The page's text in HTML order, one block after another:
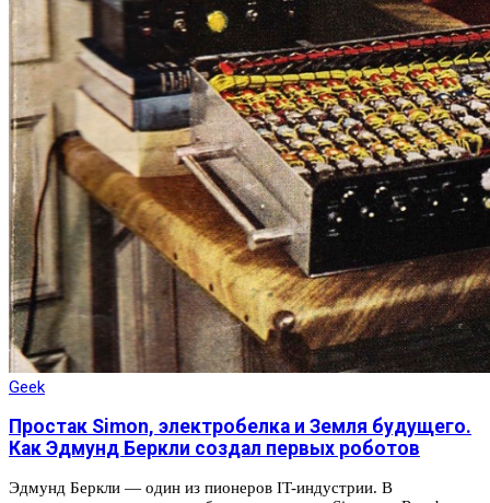
Geek
Простак Simon, электробелка и Земля будущего.
Как Эдмунд Беркли создал первых роботов
Эдмунд Беркли — один из пионеров IT-индустрии. В